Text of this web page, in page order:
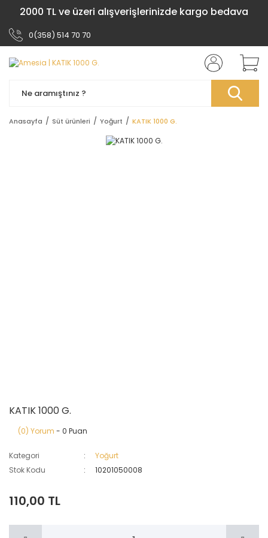
2000 TL ve üzeri alışverişlerinizde kargo bedava
0(358) 514 70 70
Anasayfa Süt ürünleri Yoğurt KATIK 1000 G.
KATIK 1000 G.
(0) Yorum - 0 Puan
Kategori
Yoğurt
Stok Kodu
10201050008
110,00 TL